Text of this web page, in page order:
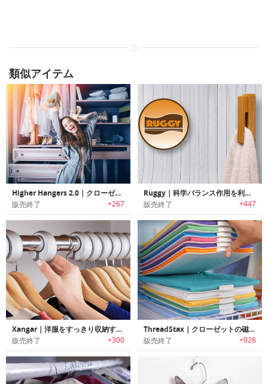
類似アイテム
Higher Hangers 2.0｜クローゼットの空間を最大化するハンガー「ハイヤーハンガー2.0」
販売終了 +267
Ruggy｜科学バランス作用を利用しタオルを2倍速く乾燥させる省スペースハンガー「ラギー」
販売終了 +447
Xangar｜洋服をすっきり収納するハンガースペースオーガナイザー「ザンガー」
販売終了 +300
ThreadStax｜クローゼットの磁気的整頓グッズ「スレッドスタックス」
販売終了 +926